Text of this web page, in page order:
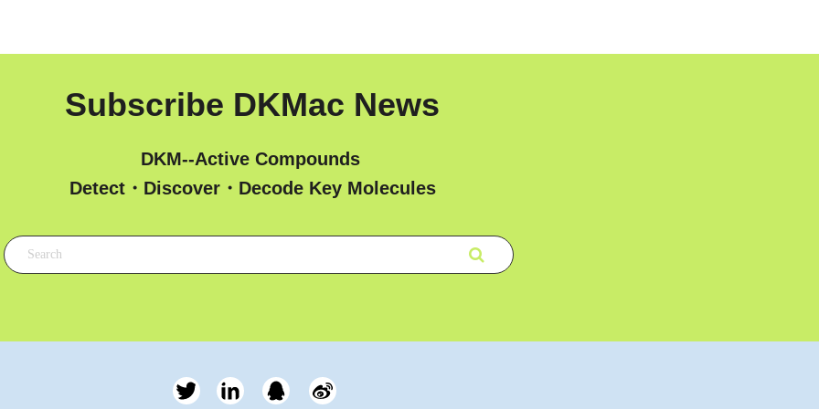
Subscribe DKMac News
DKM--Active Compounds
Detect・Discover・Decode Key Molecules